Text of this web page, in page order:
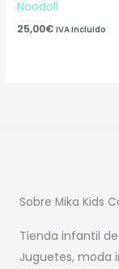
Noodoll
25,00€ IVA Incluido
Sobre Mika Kids
Tienda infantil
Juguetes, moda